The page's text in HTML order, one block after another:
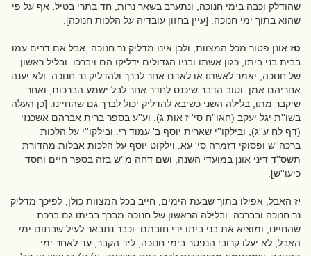
שהודלק וכבה בימי חנוכה, ונתערב בשאר נרות, חד בתרי בטיל, אף על פי
שהוא בתוך ימי חנוכה. [עיין בחזון עובדיה על הלכות חנוכה].
טז אונן פטור מכל המצוות, ולכן אינו מדליק נר חנוכה. אבל אם דרים עמו
בבית בני ביתו, כגון אשתו ובניו הגדולים ידליקו הם ויברכו. ובליל ראשון
של חנוכה, יאמר לאשתו או לאדם אחר לברך ולהדליק נר חנוכה. ולא יענה
אחריהם אמן. וטוב הדבר שיכנס לחדר אחר לבל ישמע הברכות, ואחר
שיקבר מתו, בלילה השני כשיבא להדליק יכול לברך גם שהחיינו. [כן העלה
בשו''ת יגל יעקב (חאו''ח סי' ז אות ג). וע''ע בספר ברית אברהם אשכנזי
(דף לח ע''ג), ובילקו''י שארית יוסף ב' עמוד רי. ובילקו''י על הלכות
ברכה''ש ופסוקי דזמרה סי' עא. וילקוט יוסף על הלכות אבלות מהדורת
תשס''ד דיני אונן במועדי השנה, ושם דחה מ''ש בזה בספר חיים וחסד
כיעו''ש].
יז האבל, אפילו בתוך שבעת הימים, חייב בכל המצוות כולן, לפיכך מדליק
נר חנוכה ובברכה. ובלילה הראשון של חנוכה מברך בביתו גם ברכת
שהחיינו, ומוציא את בני ביתו ידי חובתם. וכבר נתבאר לעיל שבתום ימי
האבל, לא יעלו קרובי הנפטר בימי חנוכה, ליד הקבר, עד לאחר ימי